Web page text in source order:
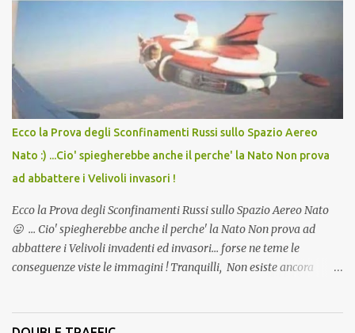
Vaccino come: l' Amaro del Capo, era "spettacolare Ghiacciato, ma
andava bene anche, a Temperatura Ambiente"! Riproponiamo
l'articolo per NON Dimenticare!
Ecco la Prova degli Sconfinamenti Russi sullo Spazio Aereo
Nato :) ...Cio' spiegherebbe anche il perche' la Nato Non prova
ad abbattere i Velivoli invasori !
Ecco la Prova degli Sconfinamenti Russi sullo Spazio Aereo Nato
😛 ... Cio' spiegherebbe anche il perche' la Nato Non prova ad
abbattere i Velivoli invadenti ed invasori... forse ne teme le
conseguenze viste le immagini ! Tranquilli, Non esiste ancora
ancora una fantasia Nato o forse una "False Flag", per provocare